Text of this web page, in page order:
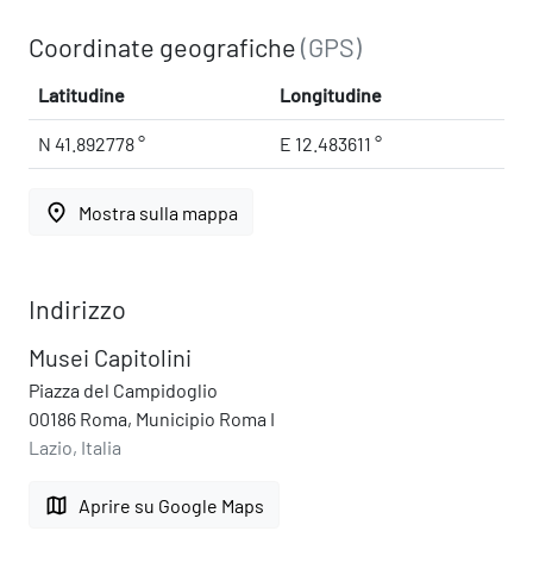
Coordinate geografiche(GPS)
Latitudine Longitudine
N 41.892778 ° E 12.483611 °
place Mostra sulla mappa
Indirizzo
Musei Capitolini
Piazza del Campidoglio
00186 Roma, Municipio Roma I
Lazio, Italia
map Aprire su Google Maps